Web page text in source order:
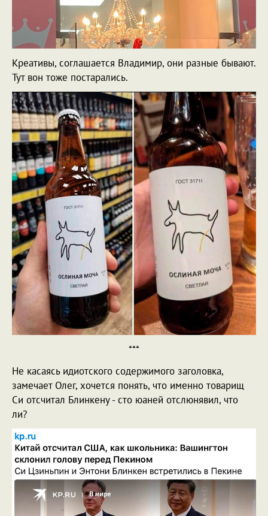
Креативы, соглашается Владимир, они разные бывают.
Тут вон тоже постарались.
***
Не касаясь идиотского содержимого заголовка,
замечает Олег, хочется понять, что именно товарищ
Си отсчитал Блинкену - сто юаней отслюнявил, что
ли?